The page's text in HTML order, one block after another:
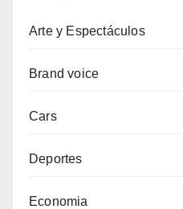
Arte y Espectáculos
Brand voice
Cars
Deportes
Economia